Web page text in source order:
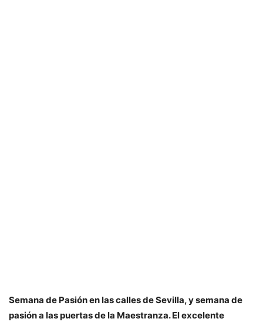
Semana de Pasión en las calles de Sevilla, y semana de
pasión a las puertas de la Maestranza. El excelente